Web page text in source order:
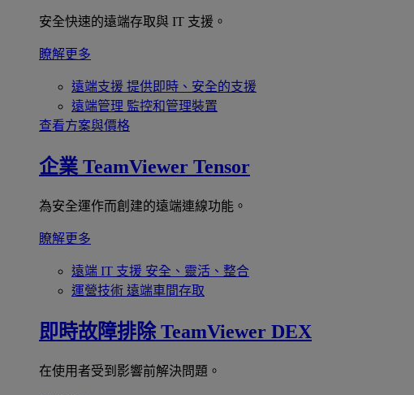
安全快速的遠端存取與 IT 支援。
瞭解更多
遠端支援 提供即時、安全的支援
遠端管理 監控和管理裝置
查看方案與價格
企業 TeamViewer Tensor
為安全運作而創建的遠端連線功能。
瞭解更多
遠端 IT 支援 安全、靈活、整合
運營技術 遠端車間存取
即時故障排除 TeamViewer DEX
在使用者受到影響前解決問題。